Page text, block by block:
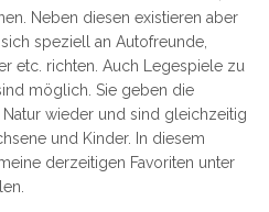
Neben diesen existieren aber
speziell an Autofreunde,
etc. richten. Auch Legespiele zu
möglich. Sie geben die
wieder und sind gleichzeitig
und Kinder. In diesem
derzeitigen Favoriten unter